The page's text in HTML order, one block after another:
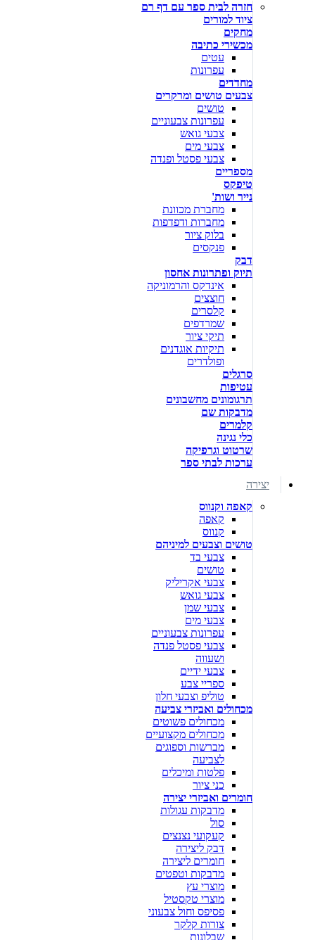
חזרה לבית ספר עם דף רם
ציוד למורים
מחקים
מכשירי כתיבה
עטים
עפרונות
מחדדים
צבעים טושים ומרקרים
טושים
עפרונות צבעוניים
צבעי גואש
צבעי מים
צבעי פסטל ופנדה
מספריים
טיפקס
נייר ושות'
מחברת מכוונת
מחברות ודפדפות
בלוק ציור
פנקסים
דבק
תיוק ופתרונות אחסון
אינדקס והרמוניקה
חוצצים
קלסרים
שמרדפים
תיקי ציור
תיקיות אוגדנים
ופולדרים
סרגלים
עטיפות
תרגומונים מחשבונים
מדבקות שם
קלמרים
כלי נגינה
שרטוט וגרפיקה
ערכות לבתי ספר
יצירה
קאפה וקנווס
קאפה
קנווס
טושים וצבעים למיניהם
צבעי בד
טושים
צבעי אקריליק
צבעי גואש
צבעי שמן
צבעי מים
עפרונות צבעוניים
צבעי פסטל פנדה
ושעווה
צבעי ידיים
ספריי צבע
טוליפ וצבעי חלון
מכחולים ואביזרי צביעה
מכחולים פשוטים
מכחולים מקצועיים
מברשות וספוגים
לצביעה
פלטות ומיכלים
כני ציור
חומרים ואביזרי יצירה
מדבקות עגולות
סול
קעקועי נצנצים
דבק ליצירה
חומרים ליצירה
מדבקות וטפטים
מוצרי עץ
מוצרי טקסטיל
פסיפס וחול צבעוני
צורות קלקר
שבלונות